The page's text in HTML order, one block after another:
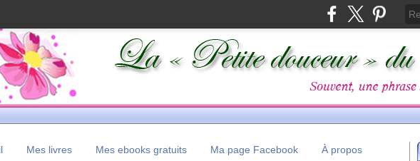
Mes livres Mes ebooks gratuits Ma page Facebook À propos